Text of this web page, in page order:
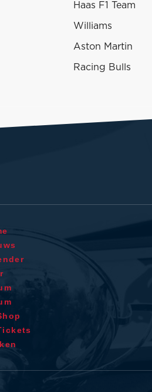
Haas F1 Team
Williams
Aston Martin
Racing Bulls